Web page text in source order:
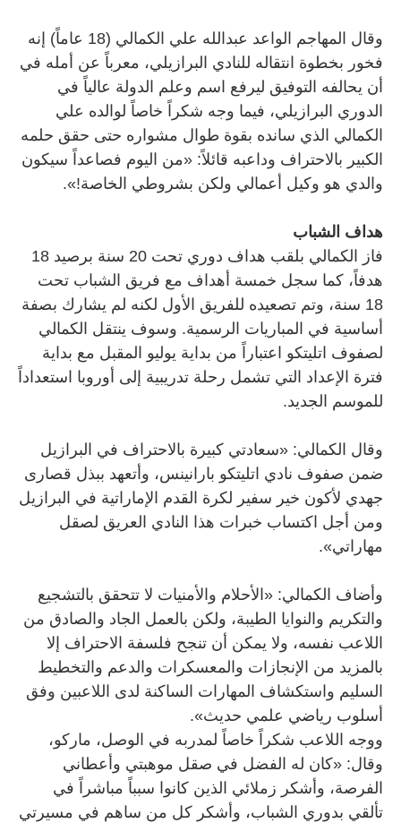
وقال المهاجم الواعد عبدالله علي الكمالي (18 عاماً) إنه
فخور بخطوة انتقاله للنادي البرازيلي، معرباً عن أمله في
أن يحالفه التوفيق ليرفع اسم وعلم الدولة عالياً في
الدوري البرازيلي، فيما وجه شكراً خاصاً لوالده علي
الكمالي الذي سانده بقوة طوال مشواره حتى حقق حلمه
الكبير بالاحتراف وداعبه قائلاً: «من اليوم فصاعداً سيكون
والدي هو وكيل أعمالي ولكن بشروطي الخاصة!».
هداف الشباب
فاز الكمالي بلقب هداف دوري تحت 20 سنة برصيد 18
هدفاً، كما سجل خمسة أهداف مع فريق الشباب تحت
18 سنة، وتم تصعيده للفريق الأول لكنه لم يشارك بصفة
أساسية في المباريات الرسمية. وسوف ينتقل الكمالي
لصفوف اتليتكو اعتباراً من بداية يوليو المقبل مع بداية
فترة الإعداد التي تشمل رحلة تدريبية إلى أوروبا استعداداً
للموسم الجديد.
وقال الكمالي: «سعادتي كبيرة بالاحتراف في البرازيل
ضمن صفوف نادي اتليتكو بارانينس، وأتعهد ببذل قصارى
جهدي لأكون خير سفير لكرة القدم الإماراتية في البرازيل
ومن أجل اكتساب خبرات هذا النادي العريق لصقل
مهاراتي».
وأضاف الكمالي: «الأحلام والأمنيات لا تتحقق بالتشجيع
والتكريم والنوايا الطيبة، ولكن بالعمل الجاد والصادق من
اللاعب نفسه، ولا يمكن أن تنجح فلسفة الاحتراف إلا
بالمزيد من الإنجازات والمعسكرات والدعم والتخطيط
السليم واستكشاف المهارات الساكنة لدى اللاعبين وفق
أسلوب رياضي علمي حديث».
ووجه اللاعب شكراً خاصاً لمدربه في الوصل، ماركو،
وقال: «كان له الفضل في صقل موهبتي وأعطاني
الفرصة، وأشكر زملائي الذين كانوا سبباً مباشراً في
تألقي بدوري الشباب، وأشكر كل من ساهم في مسيرتي